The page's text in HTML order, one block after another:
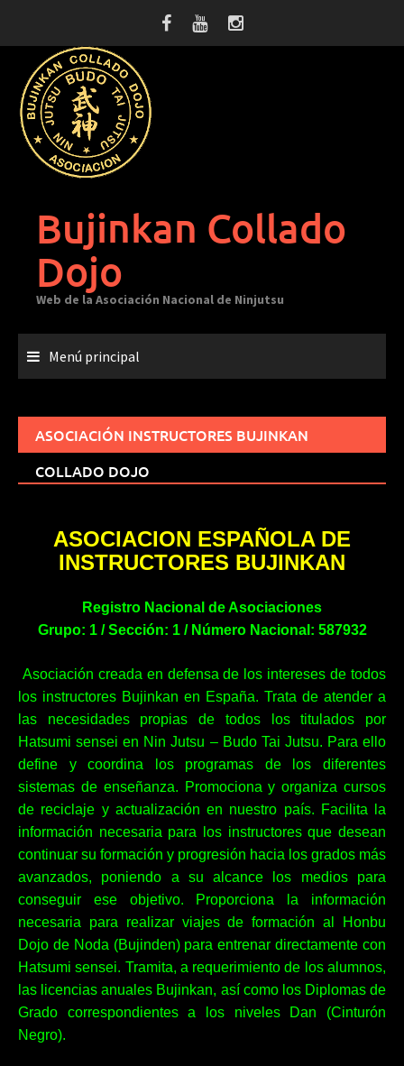
contenido
Bujinkan Collado
Dojo
Web de la Asociación Nacional de Ninjutsu
Menú principal
ASOCIACIÓN INSTRUCTORES BUJINKAN
COLLADO DOJO
ASOCIACION ESPAÑOLA DE
INSTRUCTORES BUJINKAN
Registro Nacional de Asociaciones
Grupo: 1 / Sección: 1 / Número Nacional: 587932
Asociación creada en defensa de los intereses de todos
los instructores Bujinkan en España. Trata de atender a
las necesidades propias de todos los titulados por
Hatsumi sensei en Nin Jutsu – Budo Tai Jutsu. Para ello
define y coordina los programas de los diferentes
sistemas de enseñanza. Promociona y organiza cursos
de reciclaje y actualización en nuestro país. Facilita la
información necesaria para los instructores que desean
continuar su formación y progresión hacia los grados más
avanzados, poniendo a su alcance los medios para
conseguir ese objetivo. Proporciona la información
necesaria para realizar viajes de formación al Honbu
Dojo de Noda (Bujinden) para entrenar directamente con
Hatsumi sensei. Tramita, a requerimiento de los alumnos,
las licencias anuales Bujinkan, así como los Diplomas de
Grado correspondientes a los niveles Dan (Cinturón
Negro).